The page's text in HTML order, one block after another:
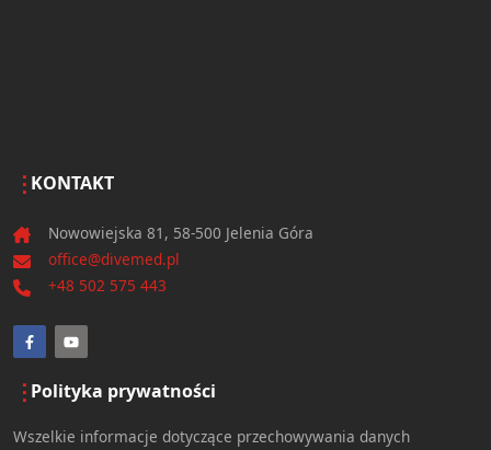
KONTAKT
Nowowiejska 81, 58-500 Jelenia Góra
office@divemed.pl
+48 502 575 443
Polityka prywatności
Wszelkie informacje dotyczące przechowywania danych